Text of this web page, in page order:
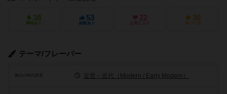
38
興味あり
53
経験あり
22
お気に入り
30
持ってる
テーマ/フレーバー
舞台の時代背景 近世～近代（Modern / Early Modern）